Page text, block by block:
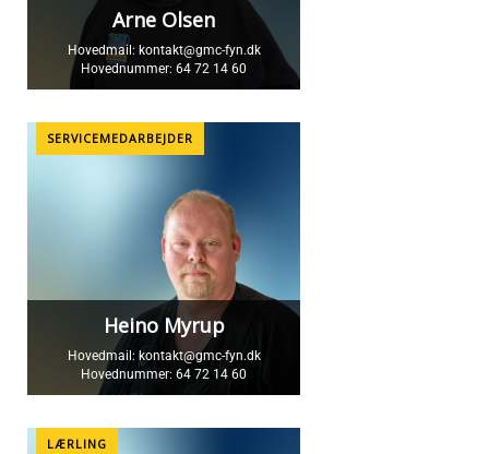
Hovedmail: kontakt@gmc-fyn.dk
Hovednummer: 64 72 14 60
Arne Olsen
SERVICEMEDARBEJDER
Hovedmail: kontakt@gmc-fyn.dk
Hovednummer: 64 72 14 60
Heino Myrup
LÆRLING